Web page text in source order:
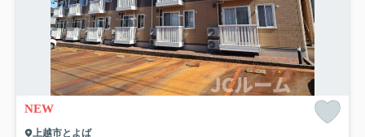
NEW
上越市とよば